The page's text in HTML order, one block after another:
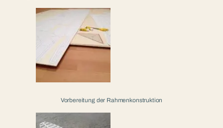
Vorbereitung der Rahmenkonstruktion